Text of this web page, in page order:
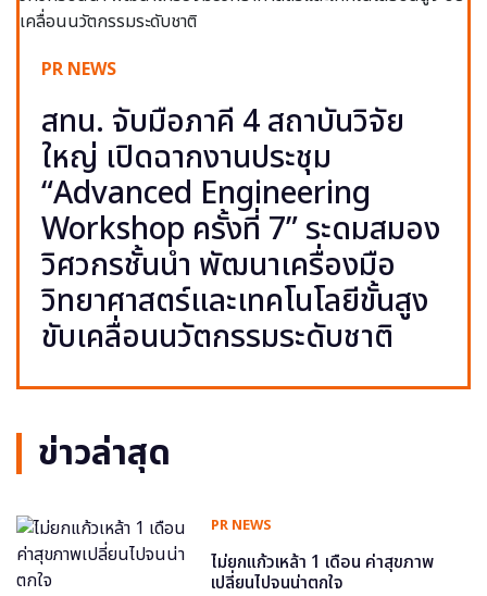
PR NEWS
สทน. จับมือภาคี 4 สถาบันวิจัย
ใหญ่ เปิดฉากงานประชุม
“Advanced Engineering
Workshop ครั้งที่ 7” ระดมสมอง
วิศวกรชั้นนำ พัฒนาเครื่องมือ
วิทยาศาสตร์และเทคโนโลยีขั้นสูง
ขับเคลื่อนนวัตกรรมระดับชาติ
ข่าวล่าสุด
PR NEWS
ไม่ยกแก้วเหล้า 1 เดือน ค่าสุขภาพ
เปลี่ยนไปจนน่าตกใจ